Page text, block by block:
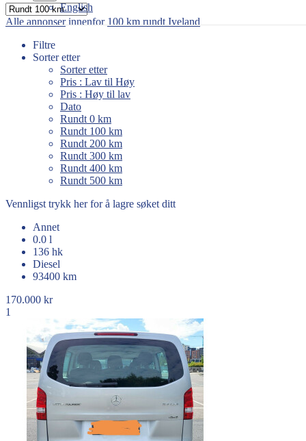
English
Alle annonserinnenfor 100 km rundt Iveland
Filtre
Sorter etter
Sorter etter
Pris : Lav til Høy
Pris : Høy til lav
Dato
Rundt 0 km
Rundt 100 km
Rundt 200 km
Rundt 300 km
Rundt 400 km
Rundt 500 km
Vennligst trykk her for å lagre søket ditt
Annet
0.0 l
136 hk
Diesel
93400 km
170.000 kr
1